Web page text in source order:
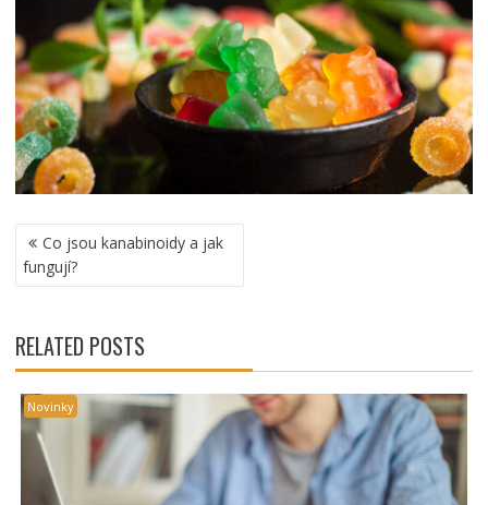
NAVIGACE
PRO
PŘÍSPĚVEK
Co jsou kanabinoidy a jak
fungují?
RELATED POSTS
Novinky